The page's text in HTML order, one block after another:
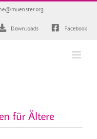
Downloads Facebook
für Ältere